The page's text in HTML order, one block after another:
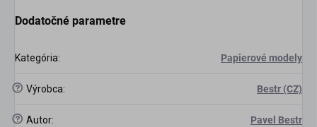
Dodatočné parametre
Kategória: Papierové modely
? Výrobca: Bestr (CZ)
? Autor: Pavel Bestr